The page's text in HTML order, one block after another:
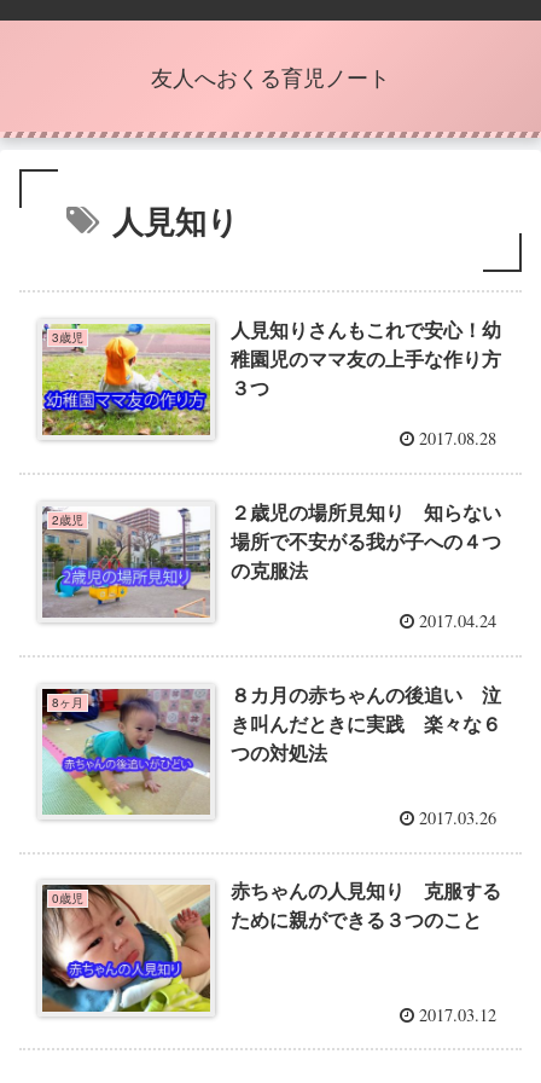
友人へおくる育児ノート
人見知り
3歳児
人見知りさんもこれで安心！幼
稚園児のママ友の上手な作り方
３つ
2017.08.28
2歳児
２歳児の場所見知り 知らない
場所で不安がる我が子への４つ
の克服法
2017.04.24
8ヶ月
８カ月の赤ちゃんの後追い 泣
き叫んだときに実践 楽々な６
つの対処法
2017.03.26
0歳児
赤ちゃんの人見知り 克服する
ために親ができる３つのこと
2017.03.12